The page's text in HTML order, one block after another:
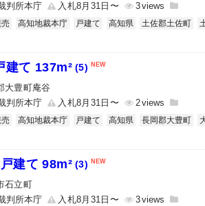
判所本庁
入札8月31日〜 3
高知地裁本庁 戸建て 高知県 土佐郡土佐町
建て 137m² (5)
大豊町庵谷
判所本庁
入札8月31日〜 2
高知地裁本庁 戸建て 高知県 長岡郡大豊町
建て 98m² (3)
石立町
判所本庁
入札8月31日〜 3